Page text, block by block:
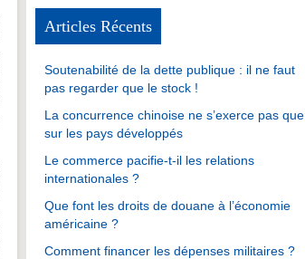
Articles Récents
Soutenabilité de la dette publique : il ne faut
pas regarder que le stock !
La concurrence chinoise ne s’exerce pas que
sur les pays développés
Le commerce pacifie-t-il les relations
internationales ?
Que font les droits de douane à l’économie
américaine ?
Comment financer les dépenses militaires ?